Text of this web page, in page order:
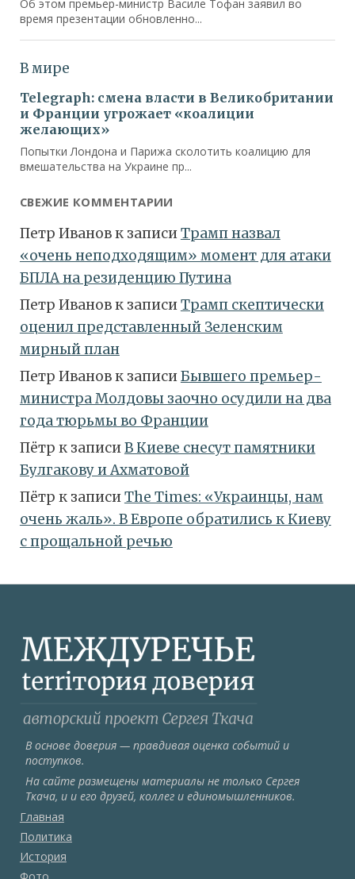
СВЕЖИЕ КОММЕНТАРИИ
Петр Ивановк записиТрамп назвал
«очень неподходящим» момент для атаки
БПЛА на резиденцию Путина
Петр Ивановк записиТрамп скептически
оценил представленный Зеленским
мирный план
Петр Ивановк записиБывшего премьер-
министра Молдовы заочно осудили на два
года тюрьмы во Франции
Пётр к записиВ Киеве снесут памятники
Булгакову и Ахматовой
Пётр к записиТhe Times: «Украинцы, нам
очень жаль». В Европе обратились к Киеву
с прощальной речью
В основе доверия — правдивая оценка событий и
поступков.
На сайте размещены материалы не только Сергея
Ткача, и и его друзей, коллег и единомышленников.
Главная
Политика
История
Фото